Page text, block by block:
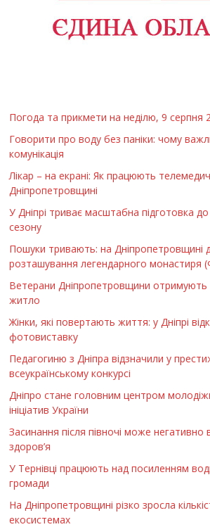
Погода та прикмети на неділю, 9 серпня
Говорити про воду без паніки: чому
комунікація
Лікар – на екрані: Як працюють
Дніпропетровщині
У Дніпрі триває масштабна підготовка
сезону
Пошуки тривають: на Дніпропетровщині
розташування легендарного монастиря
Ветерани Дніпропетровщини отримують
житло
Жінки, які повертають життя: у Дніпрі
фотовиставку
Педагогиню з Дніпра відзначили у
всеукраїнському конкурсі
Дніпро стане головним центром
ініціатив України
Засинання після півночі може негативно
здоров’я
У Тернівці працюють над посиленням
громади
На Дніпропетровщині різко зросла
екосистемах